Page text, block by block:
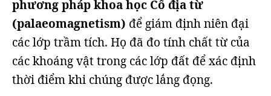
phương pháp khoa học Cổ địa từ
(palaeomagnetism) để giám định niên đại
các lớp trầm tích. Họ đã đo tính chất từ của
các khoáng vật trong các lớp đất để xác định
thời điểm khi chúng được lắng đọng.